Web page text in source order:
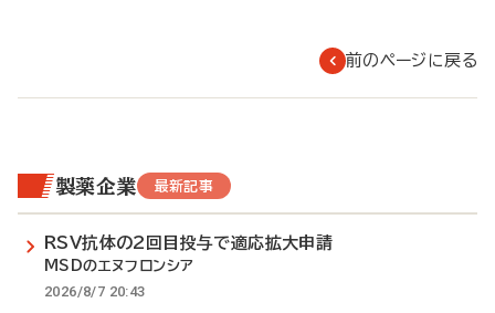
前のページに戻る
製薬企業 最新記事
RSV抗体の2回目投与で適応拡大申請
MSDのエヌフロンシア
2026/8/7 20:43